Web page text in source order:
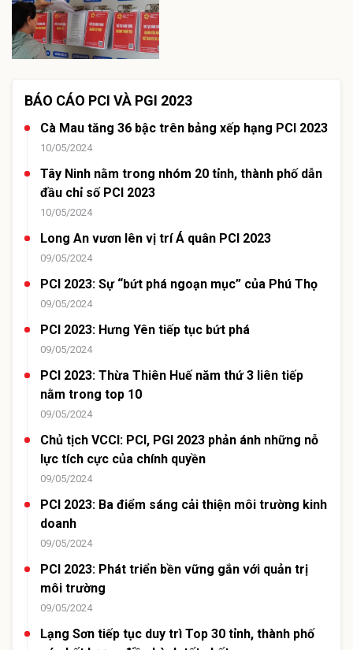
BÁO CÁO PCI VÀ PGI 2023
Cà Mau tăng 36 bậc trên bảng xếp hạng PCI 2023
10/05/2024
Tây Ninh nằm trong nhóm 20 tỉnh, thành phố dẫn
đầu chỉ số PCI 2023
10/05/2024
Long An vươn lên vị trí Á quân PCI 2023
09/05/2024
PCI 2023: Sự “bứt phá ngoạn mục” của Phú Thọ
09/05/2024
PCI 2023: Hưng Yên tiếp tục bứt phá
09/05/2024
PCI 2023: Thừa Thiên Huế năm thứ 3 liên tiếp
nằm trong top 10
09/05/2024
Chủ tịch VCCI: PCI, PGI 2023 phản ánh những nỗ
lực tích cực của chính quyền
09/05/2024
PCI 2023: Ba điểm sáng cải thiện môi trường kinh
doanh
09/05/2024
PCI 2023: Phát triển bền vững gắn với quản trị
môi trường
09/05/2024
Lạng Sơn tiếp tục duy trì Top 30 tỉnh, thành phố